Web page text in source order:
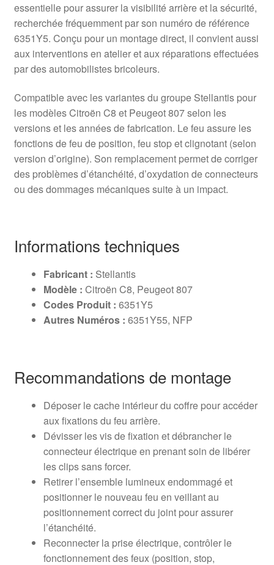
essentielle pour assurer la visibilité arrière et la sécurité,
recherchée fréquemment par son numéro de référence
6351Y5. Conçu pour un montage direct, il convient aussi
aux interventions en atelier et aux réparations effectuées
par des automobilistes bricoleurs.
Compatible avec les variantes du groupe Stellantis pour
les modèles Citroën C8 et Peugeot 807 selon les
versions et les années de fabrication. Le feu assure les
fonctions de feu de position, feu stop et clignotant (selon
version d’origine). Son remplacement permet de corriger
des problèmes d’étanchéité, d’oxydation de connecteurs
ou des dommages mécaniques suite à un impact.
Informations techniques
Fabricant : Stellantis
Modèle : Citroën C8, Peugeot 807
Codes Produit : 6351Y5
Autres Numéros : 6351Y55, NFP
Recommandations de montage
Déposer le cache intérieur du coffre pour accéder
aux fixations du feu arrière.
Dévisser les vis de fixation et débrancher le
connecteur électrique en prenant soin de libérer
les clips sans forcer.
Retirer l’ensemble lumineux endommagé et
positionner le nouveau feu en veillant au
positionnement correct du joint pour assurer
l’étanchéité.
Reconnecter la prise électrique, contrôler le
fonctionnement des feux (position, stop,